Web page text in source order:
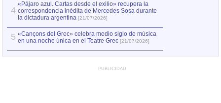
4
«Pájaro azul. Cartas desde el exilio» recupera la
correspondencia inédita de Mercedes Sosa durante
la dictadura argentina [21/07/2026]
5 «Cançons del Grec» celebra medio siglo de música
en una noche única en el Teatre Grec [21/07/2026]
PUBLICIDAD